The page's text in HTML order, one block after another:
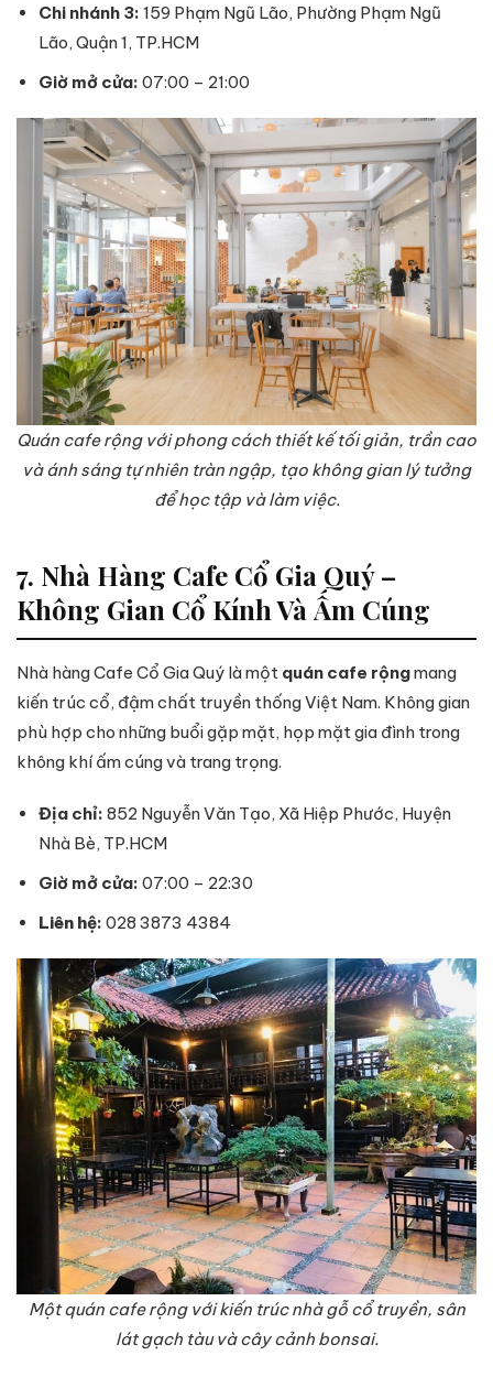
Chi nhánh 3: 159 Phạm Ngũ Lão, Phường Phạm Ngũ
Lão, Quận 1, TP.HCM
Giờ mở cửa: 07:00 – 21:00
Quán cafe rộng với phong cách thiết kế tối giản, trần cao
và ánh sáng tự nhiên tràn ngập, tạo không gian lý tưởng
để học tập và làm việc.
7. Nhà Hàng Cafe Cổ Gia Quý –
Không Gian Cổ Kính Và Ấm Cúng
Nhà hàng Cafe Cổ Gia Quý là một quán cafe rộngmang
kiến trúc cổ, đậm chất truyền thống Việt Nam. Không gian
phù hợp cho những buổi gặp mặt, họp mặt gia đình trong
không khí ấm cúng và trang trọng.
Địa chỉ: 852 Nguyễn Văn Tạo, Xã Hiệp Phước, Huyện
Nhà Bè, TP.HCM
Giờ mở cửa: 07:00 – 22:30
Liên hệ: 028 3873 4384
Một quán cafe rộng với kiến trúc nhà gỗ cổ truyền, sân
lát gạch tàu và cây cảnh bonsai.